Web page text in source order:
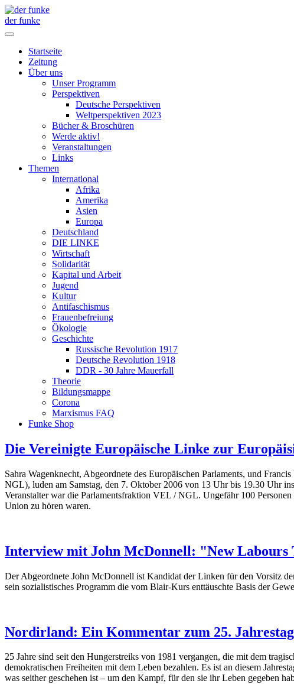
der funke
Startseite
Zeitung
Über uns
Unser Programm
Perspektiven
Deutsche Perspektiven
Weltperspektiven 2023
Bücher & Broschüren
Werde aktiv!
Veranstaltungen
Links
Themen
International
Afrika
Amerika
Asien
Europa
Deutschland
DIE LINKE
Wirtschaft
Solidarität
Kapital und Arbeit
Jugend
Kultur
Antifaschismus
Frauenbefreiung
Ökologie
Geschichte
Russische Revolution 1917
Deutsche Revolution 1918
DDR - 30 Jahre Mauerfall
Theorie
Bildungsmappe
Corona
Marxismus FAQ
Funke Shop
Die Vereinigte Europäische Linke zur
Sahra Wagenknecht, Abgeordnete des Europäischen Parlaments, und
NGL), luden am Samstag, den 7. Oktober 2006 von 13 Uhr bis 19.30 Uhr
Veranstalter war die Parlamentsfraktion VEL / NGL. Ungefähr 100
Union zu hören waren.
Interview mit John McDonnell: "New Labours
Der Abgeordnete John McDonnell ist Kandidat der Linken für den Vorsitz
sein sozialistisches Programm die vom Blair-Kurs enttäuschte Basis der
Nordirland: Ein Kommentar zum 25.
25 Jahre sind seit den Hungerstreiks von 1981 vergangen, die mit dem
demokratischen Freiheiten mit dem Leben bezahlen. Es ist an diesem
was seither geschehen ist – um den Kampf, für den sie ihr Leben gegeben